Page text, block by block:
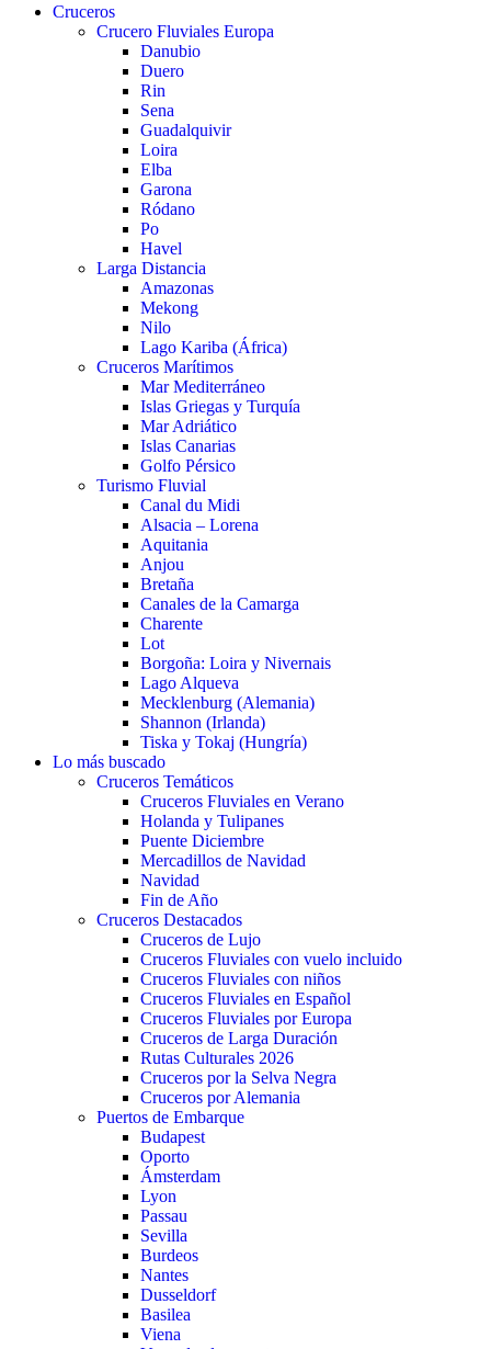
buscar
Menu
Cruceros
Crucero Fluviales Europa
Danubio
Duero
Rin
Sena
Guadalquivir
Loira
Elba
Garona
Ródano
Po
Havel
Larga Distancia
Amazonas
Mekong
Nilo
Lago Kariba (África)
Cruceros Marítimos
Mar Mediterráneo
Islas Griegas y Turquía
Mar Adriático
Islas Canarias
Golfo Pérsico
Turismo Fluvial
Canal du Midi
Alsacia – Lorena
Aquitania
Anjou
Bretaña
Canales de la Camarga
Charente
Lot
Borgoña: Loira y Nivernais
Lago Alqueva
Mecklenburg (Alemania)
Shannon (Irlanda)
Tiska y Tokaj (Hungría)
Lo más buscado
Cruceros Temáticos
Cruceros Fluviales en Verano
Holanda y Tulipanes
Puente Diciembre
Mercadillos de Navidad
Navidad
Fin de Año
Cruceros Destacados
Cruceros de Lujo
Cruceros Fluviales con vuelo incluido
Cruceros Fluviales con niños
Cruceros Fluviales en Español
Cruceros Fluviales por Europa
Cruceros de Larga Duración
Rutas Culturales 2026
Cruceros por la Selva Negra
Cruceros por Alemania
Puertos de Embarque
Budapest
Oporto
Ámsterdam
Lyon
Passau
Sevilla
Burdeos
Nantes
Dusseldorf
Basilea
Viena